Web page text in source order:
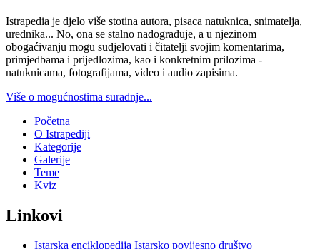
Istrapedia je djelo više stotina autora, pisaca natuknica, snimatelja,
urednika... No, ona se stalno nadograđuje, a u njezinom
obogaćivanju mogu sudjelovati i čitatelji svojim komentarima,
primjedbama i prijedlozima, kao i konkretnim prilozima -
natuknicama, fotografijama, video i audio zapisima.
Više o mogućnostima suradnje...
Početna
O Istrapediji
Kategorije
Galerije
Teme
Kviz
Linkovi
Istarska enciklopedija Istarsko povijesno društvo